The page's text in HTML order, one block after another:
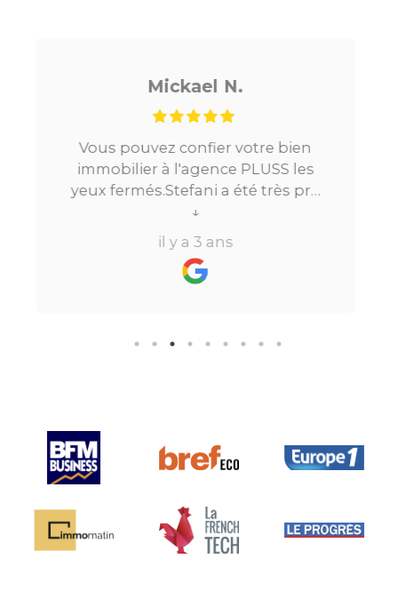
Noé G.
Je cherchais un appartement sur
Paris, tout s’est très bien passé. De
la mise en relation jusqu’à la
location. Le digital qui fait gagner
beaucoup de temps ne fait pas
perdre l’aspect humain ce qui est
vraiment bien ! Je recommande
il y a 3 ans